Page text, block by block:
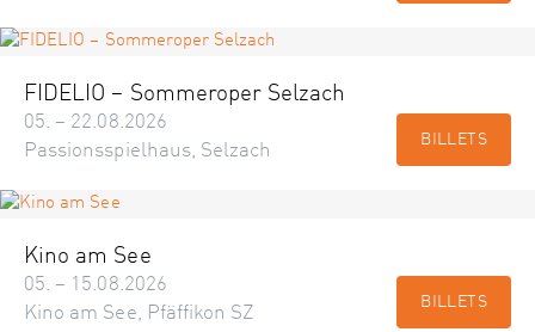
FIDELIO – Sommeroper Selzach
05. – 22.08.2026
Passionsspielhaus, Selzach
BILLETS
Kino am See
05. – 15.08.2026
Kino am See, Pfäffikon SZ
BILLETS